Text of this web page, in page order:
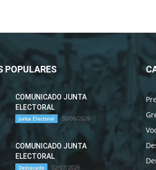
POPULARES
COMUNICADO JUNTA
ELECTORAL
Junta Electoral 30/06/2026
COMUNICADO JUNTA
ELECTORAL
Destacado 02/07/2026